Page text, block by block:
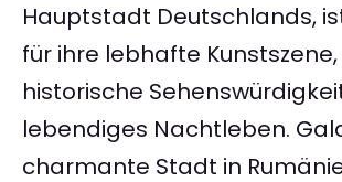
Hauptstadt Deutschlands,
für ihre lebhafte Kunstszene,
historische
lebendiges Nachtleben.
charmante Stadt in